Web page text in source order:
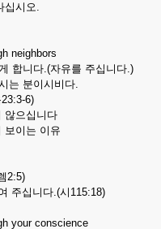
을 만나십시오.
neighbors
니다.(자유를 주십니다.)
분이시비다.
6)
으십니다
이는 이유
니다.(시115:18)
conscience